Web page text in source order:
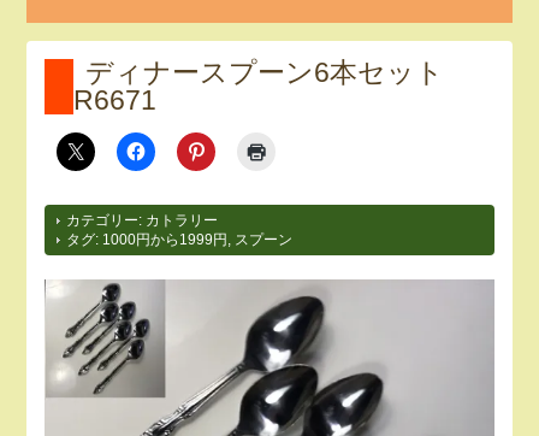
ディナースプーン6本セット
R6671
カテゴリー: カトラリー
タグ: 1000円から1999円 スプーン